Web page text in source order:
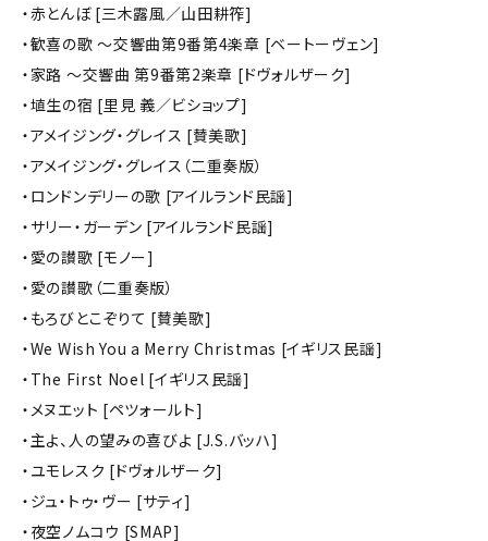
・赤とんぼ [三木露風／山田耕筰]
・歓喜の歌 ～交響曲第9番第4楽章 [ベートーヴェン]
・家路 ～交響曲 第9番第2楽章 [ドヴォルザーク]
・埴生の宿 [里見 義／ビショップ]
・アメイジング・グレイス [賛美歌]
・アメイジング・グレイス（二重奏版）
・ロンドンデリーの歌 [アイルランド民謡]
・サリー・ガーデン [アイルランド民謡]
・愛の讃歌 [モノー]
・愛の讃歌（二重奏版）
・もろびとこぞりて [賛美歌]
・We Wish You a Merry Christmas [イギリス民謡]
・The First Noel [イギリス民謡]
・メヌエット [ペツォールト]
・主よ、人の望みの喜びよ [J.S.バッハ]
・ユモレスク [ドヴォルザーク]
・ジュ・トゥ・ヴー [サティ]
・夜空ノムコウ [SMAP]